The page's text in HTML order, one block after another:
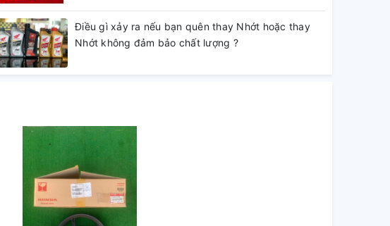
Điều gì xảy ra nếu bạn quên thay Nhớt hoặc thay
Nhớt không đảm bảo chất lượng ?